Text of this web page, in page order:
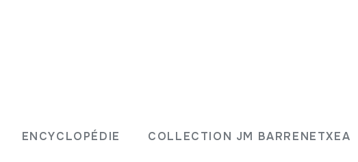
ENCYCLOPÉDIE COLLECTION JM BARRENETXEA